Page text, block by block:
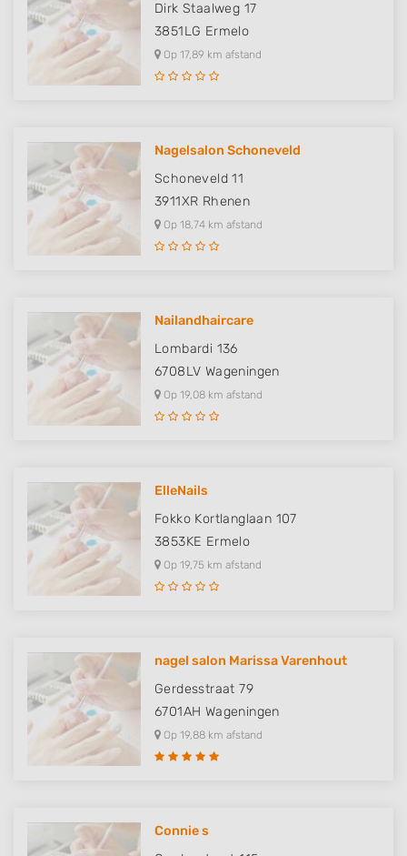
Dirk Staalweg 17
3851LG Ermelo
Op 17,89 km afstand
Nagelsalon Schoneveld
Schoneveld 11
3911XR Rhenen
Op 18,74 km afstand
Nailandhaircare
Lombardi 136
6708LV Wageningen
Op 19,08 km afstand
ElleNails
Fokko Kortlanglaan 107
3853KE Ermelo
Op 19,75 km afstand
nagel salon Marissa Varenhout
Gerdesstraat 79
6701AH Wageningen
Op 19,88 km afstand
Connie s
Use limited data to select content
IAB Special Features:
Use precise geolocation data
actively requested
Non-IAB processing purposes:
Necessary
Performance
Advertising